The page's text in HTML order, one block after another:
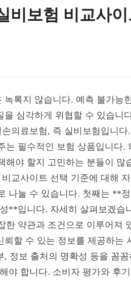
비보험 비교사
록지 않습니다. 예측 불가능
심각하게 위협할 수 있습니
의료보험, 즉 실비보험입니
필수적인 보험 상품입니다.
야 할지 고민하는 분들이 많
교사이트 선택 기준에 대해
나눌 수 있습니다. 첫째는 **
**입니다. 자세히 살펴보겠습
약관과 조건으로 이루어져
할 수 있는 정보를 제공하는
정보 출처의 명확성 등을 꼼
야 합니다. 소비자 평가와 후